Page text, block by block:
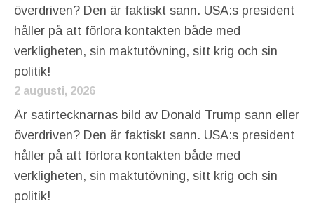
överdriven? Den är faktiskt sann. USA:s president
håller på att förlora kontakten både med
verkligheten, sin maktutövning, sitt krig och sin
politik!
2 augusti, 2026
Är satirtecknarnas bild av Donald Trump sann eller
överdriven? Den är faktiskt sann. USA:s president
håller på att förlora kontakten både med
verkligheten, sin maktutövning, sitt krig och sin
politik!